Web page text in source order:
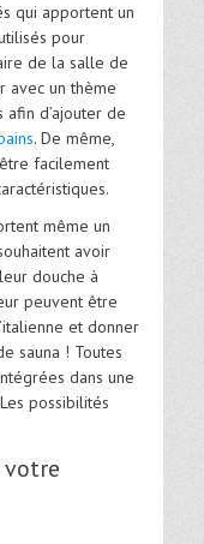
qui apportent un
pour
de la salle de
avec un thème
d’ajouter de
. De même,
facilement
même un
avoir
douche à
peuvent être
et donner
sauna ! Toutes
dans une
possibilités